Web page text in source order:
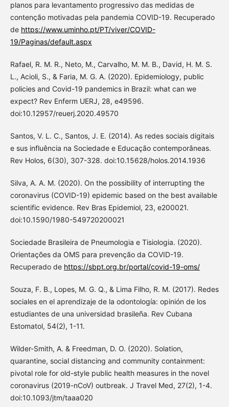
planos para levantamento progressivo das medidas de
contenção motivadas pela pandemia COVID-19. Recuperado
de https://www.uminho.pt/PT/viver/COVID-
19/Paginas/default.aspx
Rafael, R. M. R., Neto, M., Carvalho, M. M. B., David, H. M. S.
L., Acioli, S., & Faria, M. G. A. (2020). Epidemiology, public
policies and Covid-19 pandemics in Brazil: what can we
expect? Rev Enferm UERJ, 28, e49596.
doi:10.12957/reuerj.2020.49570
Santos, V. L. C., Santos, J. E. (2014). As redes sociais digitais
e sus influência na Sociedade e Educação contemporâneas.
Rev Holos, 6(30), 307-328. doi:10.15628/holos.2014.1936
Silva, A. A. M. (2020). On the possibility of interrupting the
coronavirus (COVID-19) epidemic based on the best available
scientific evidence. Rev Bras Epidemiol, 23, e200021.
doi:10.1590/1980-549720200021
Sociedade Brasileira de Pneumologia e Tisiologia. (2020).
Orientações da OMS para prevenção da COVID-19.
Recuperado de https://sbpt.org.br/portal/covid-19-oms/
Souza, F. B., Lopes, M. G. Q., & Lima Filho, R. M. (2017). Redes
sociales en el aprendizaje de la odontología: opinión de los
estudiantes de una universidad brasileña. Rev Cubana
Estomatol, 54(2), 1-11.
Wilder-Smith, A. & Freedman, D. O. (2020). Solation,
quarantine, social distancing and community containment:
pivotal role for old-style public health measures in the novel
coronavirus (2019-nCoV) outbreak. J Travel Med, 27(2), 1-4.
doi:10.1093/jtm/taaa020